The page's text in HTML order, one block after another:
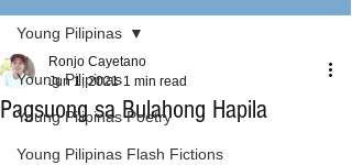
Young Pilipinas
Young Pilipinas Poetry
Young Pilipinas Flash Fictions
Young Pilipinas
Pagsuong sa Bulahong Hapila
Ronjo Cayetano
Jun 1, 2021 1 min read